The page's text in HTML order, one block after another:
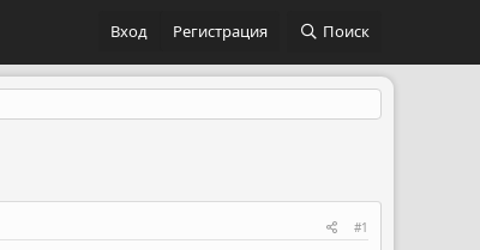
Вход Регистрация Поиск
#1